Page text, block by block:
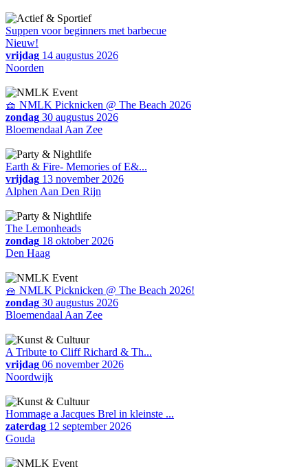
Suppen voor beginners met barbecue
Nieuw!
vrijdag 14 augustus 2026
Noorden
🧺 NMLK Picknicken @ The Beach 2026
zondag 30 augustus 2026
Bloemendaal Aan Zee
Earth & Fire- Memories of E&...
vrijdag 13 november 2026
Alphen Aan Den Rijn
The Lemonheads
zondag 18 oktober 2026
Den Haag
🧺 NMLK Picknicken @ The Beach 2026!
zondag 30 augustus 2026
Bloemendaal Aan Zee
A Tribute to Cliff Richard & Th...
vrijdag 06 november 2026
Noordwijk
Hommage a Jacques Brel in kleinste ...
zaterdag 12 september 2026
Gouda